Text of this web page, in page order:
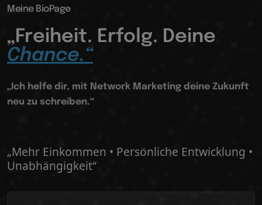
Meine BioPage
„Freiheit. Erfolg. Deine
Chance.“
„Ich helfe dir, mit Network Marketing deine Zukunft
neu zu schreiben.“
„Mehr Einkommen • Persönliche Entwicklung •
Unabhängigkeit“